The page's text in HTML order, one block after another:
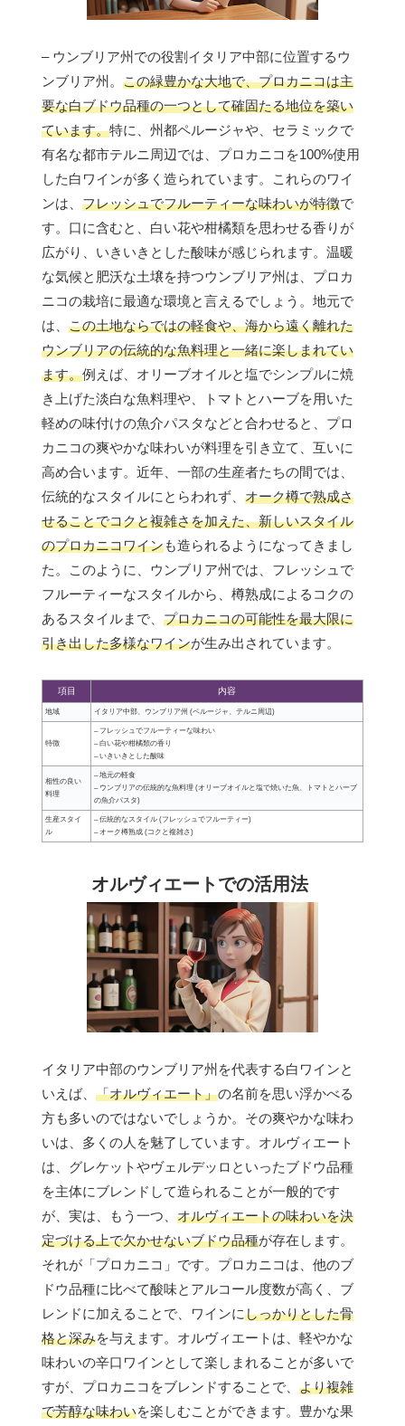
– ウンブリア州での役割イタリア中部に位置するウ
ンブリア州。 この緑豊かな大地で、プロカニコは主
要な白ブドウ品種の一つとして確固たる地位を築い
ています。特に、州都ペルージャや、セラミックで
有名な都市テルニ周辺では、プロカニコを100%使用
した白ワインが多く造られています。これらのワイ
ンは、 フレッシュでフルーティーな味わいが特徴で
す。口に含むと、白い花や柑橘類を思わせる香りが
広がり、いきいきとした酸味が感じられます。温暖
な気候と肥沃な土壌を持つウンブリア州は、プロカ
ニコの栽培に最適な環境と言えるでしょう。地元で
は、 この土地ならではの軽食や、海から遠く離れた
ウンブリアの伝統的な魚料理と一緒に楽しまれてい
ます。例えば、オリーブオイルと塩でシンプルに焼
き上げた淡白な魚料理や、トマトとハーブを用いた
軽めの味付けの魚介パスタなどと合わせると、プロ
カニコの爽やかな味わいが料理を引き立て、互いに
高め合います。近年、一部の生産者たちの間では、
伝統的なスタイルにとらわれず、 オーク樽で熟成さ
せることでコクと複雑さを加えた、新しいスタイル
のプロカニコワインも造られるようになってきまし
た。このように、ウンブリア州では、フレッシュで
フルーティーなスタイルから、樽熟成によるコクの
あるスタイルまで、 プロカニコの可能性を最大限に
引き出した多様なワインが生み出されています。
項目 内容
地域 イタリア中部、ウンブリア州 (ペルージャ、テルニ周辺)
特徴
– フレッシュでフルーティーな味わい
– 白い花や柑橘類の香り
– いきいきとした酸味
相性の良い
料理
– 地元の軽食
– ウンブリアの伝統的な魚料理 (オリーブオイルと塩で焼いた魚、トマトとハーブ
の魚介パスタ)
生産スタイ
ル
– 伝統的なスタイル (フレッシュでフルーティー)
– オーク樽熟成 (コクと複雑さ)
オルヴィエートでの活用法
イタリア中部のウンブリア州を代表する白ワインと
いえば、 「オルヴィエート」の名前を思い浮かべる
方も多いのではないでしょうか。その爽やかな味わ
いは、多くの人を魅了しています。オルヴィエート
は、グレケットやヴェルデッロといったブドウ品種
を主体にブレンドして造られることが一般的です
が、実は、もう一つ、 オルヴィエートの味わいを決
定づける上で欠かせないブドウ品種が存在します。
それが「プロカニコ」です。プロカニコは、他のブ
ドウ品種に比べて酸味とアルコール度数が高く、ブ
レンドに加えることで、ワインにしっかりとした骨
格と深みを与えます。オルヴィエートは、軽やかな
味わいの辛口ワインとして楽しまれることが多いで
すが、プロカニコをブレンドすることで、 より複雑
で芳醇な味わいを楽しむことができます。豊かな果